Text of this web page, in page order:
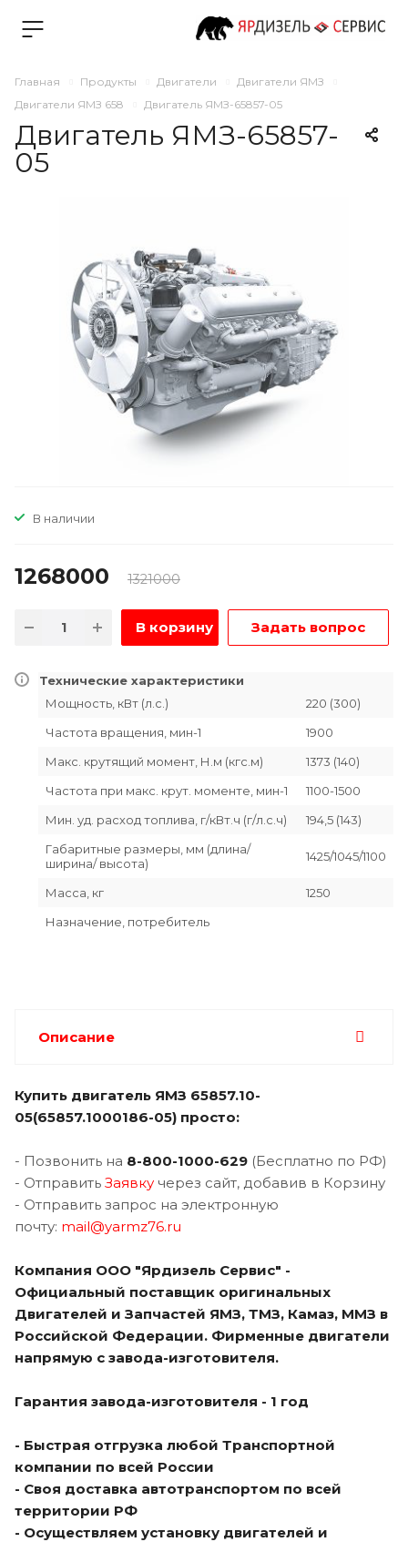
Главная Продукты Двигатели
Двигатели ЯМЗ
Двигатели ЯМЗ 658
Двигатель ЯМЗ-65857-05
Двигатель ЯМЗ-65857-
05
В наличии
1268000 1321000
В корзину Задать вопрос
Технические характеристики
Мощность, кВт (л.с.)
220 (300)
Частота вращения, мин-1
1900
Макс. крутящий момент, Н.м (кгс.м)
1373 (140)
Частота при макс. крут. моменте, мин-1
1100-1500
Мин. уд. расход топлива, г/кВт.ч (г/л.с.ч)
194,5 (143)
Габаритные размеры, мм (длина/
ширина/ высота)
1425/1045/1100
Масса, кг
1250
Назначение, потребитель
Описание
Купить двигатель ЯМЗ 65857.10-
05(65857.1000186-05) просто:
- Позвонить на 8-800-1000-629 (Бесплатно по РФ)
- Отправить Заявку через сайт, добавив в Корзину
- Отправить запрос на электронную
почту: mail@yarmz76.ru
Компания ООО "Ярдизель Сервис" -
Официальный поставщик оригинальных
Двигателей и Запчастей ЯМЗ, ТМЗ, Камаз, ММЗ в
Российской Федерации. Фирменные двигатели
напрямую с завода-изготовителя.
Гарантия завода-изготовителя - 1 год
- Быстрая отгрузка любой Транспортной
компании по всей России
- Своя доставка автотранспортом по всей
территории РФ
- Осуществляем установку двигателей и